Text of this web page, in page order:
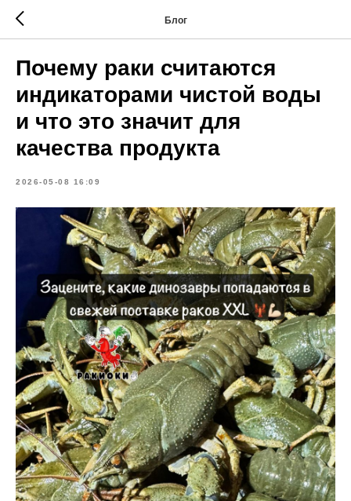
Блог
Почему раки считаются
индикаторами чистой воды
и что это значит для
качества продукта
2026-05-08 16:09